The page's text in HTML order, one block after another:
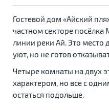
Гостевой дом «Айский
частном секторе
линии реки Ай. Это место
уют, но не готов
Четыре комнаты на двух
характером, но все с
остаться подольше.